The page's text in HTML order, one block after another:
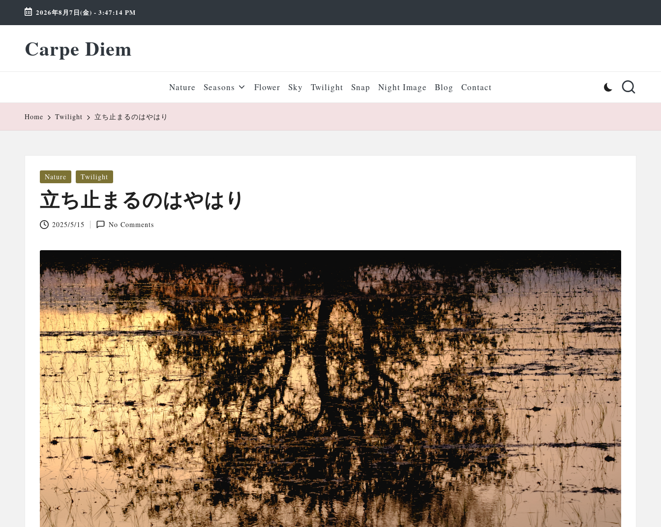
Skip
content
2026年8月7日(金) - 3:47:15 PM
Carpe Diem
Weekend
Wonderland
Nature Seasons Flower Sky Twilight Snap Night Image Blog Contact
Home Twilight 立ち止まるのはやはり
Posted
Nature Twilight
立ち止まるのはやはり
2025/5/15 No Comments